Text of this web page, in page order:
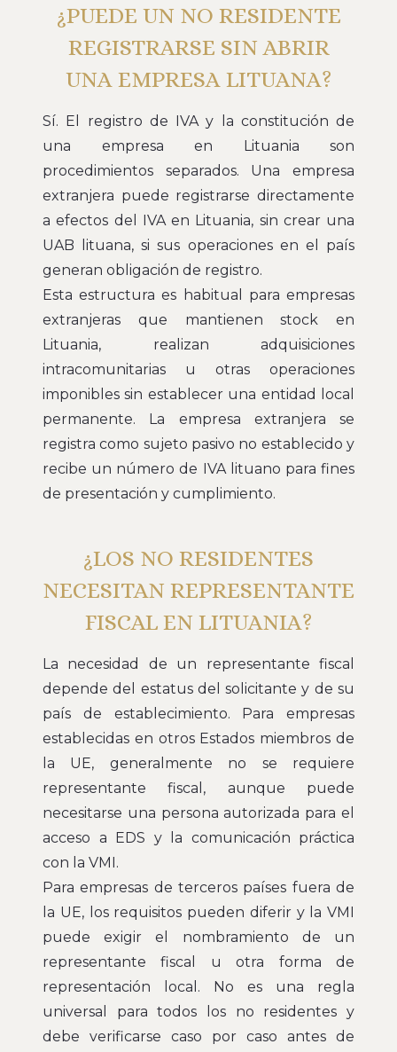
¿PUEDE UN NO RESIDENTE
REGISTRARSE SIN ABRIR
UNA EMPRESA LITUANA?
Sí. El registro de IVA y la constitución de
una empresa en Lituania son
procedimientos separados. Una empresa
extranjera puede registrarse directamente
a efectos del IVA en Lituania, sin crear una
UAB lituana, si sus operaciones en el país
generan obligación de registro.
Esta estructura es habitual para empresas
extranjeras que mantienen stock en
Lituania, realizan adquisiciones
intracomunitarias u otras operaciones
imponibles sin establecer una entidad local
permanente. La empresa extranjera se
registra como sujeto pasivo no establecido y
recibe un número de IVA lituano para fines
de presentación y cumplimiento.
¿LOS NO RESIDENTES
NECESITAN REPRESENTANTE
FISCAL EN LITUANIA?
La necesidad de un representante fiscal
depende del estatus del solicitante y de su
país de establecimiento. Para empresas
establecidas en otros Estados miembros de
la UE, generalmente no se requiere
representante fiscal, aunque puede
necesitarse una persona autorizada para el
acceso a EDS y la comunicación práctica
con la VMI.
Para empresas de terceros países fuera de
la UE, los requisitos pueden diferir y la VMI
puede exigir el nombramiento de un
representante fiscal u otra forma de
representación local. No es una regla
universal para todos los no residentes y
debe verificarse caso por caso antes de